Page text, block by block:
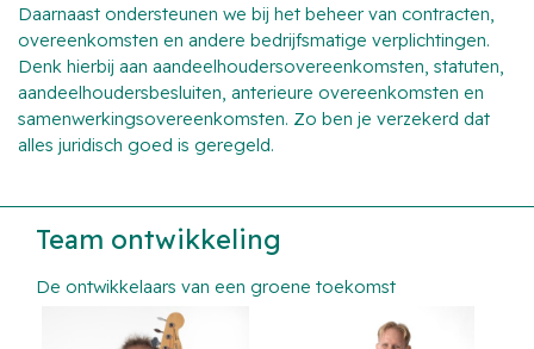
Daarnaast ondersteunen we bij het beheer van contracten,
overeenkomsten en andere bedrijfsmatige verplichtingen.
Denk hierbij aan aandeelhoudersovereenkomsten, statuten,
aandeelhoudersbesluiten, anterieure overeenkomsten en
samenwerkingsovereenkomsten. Zo ben je verzekerd dat
alles juridisch goed is geregeld.
Team ontwikkeling
De ontwikkelaars van een groene toekomst